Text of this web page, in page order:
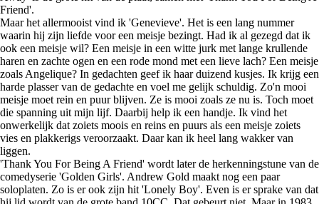
Friend'.
Maar het allermooist vind ik 'Genevieve'. Het is een lang nummer
waarin hij zijn liefde voor een meisje bezingt. Had ik al gezegd dat ik
ook een meisje wil? Een meisje in een witte jurk met lange krullende
haren en zachte ogen en een rode mond met een lieve lach? Een meisje
zoals Angelique? In gedachten geef ik haar duizend kusjes. Ik krijg een
harde plasser van de gedachte en voel me gelijk schuldig. Zo'n mooi
meisje moet rein en puur blijven. Ze is mooi zoals ze nu is. Toch moet
die spanning uit mijn lijf. Daarbij help ik een handje. Ik vind het
onwerkelijk dat zoiets moois en reins en puurs als een meisje zoiets
vies en plakkerigs veroorzaakt. Daar kan ik heel lang wakker van
liggen.
'Thank You For Being A Friend' wordt later de herkenningstune van de
comedyserie 'Golden Girls'. Andrew Gold maakt nog een paar
soloplaten. Zo is er ook zijn hit 'Lonely Boy'. Even is er sprake van dat